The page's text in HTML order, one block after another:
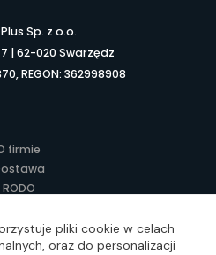
Sp. z o.o.
| 62-020 Swarzędz
REGON: 362998908
firmie
RODO
Reklamowe
pliki cookie w celach
oraz do personalizacji